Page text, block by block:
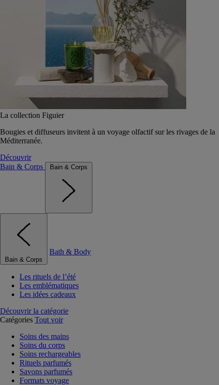
La collection Figuier
Bougies et diffuseurs invitent à un voyage olfactif sur les rivages de la
Méditerranée.
Découvrir
Bain & Corps
Bain & Corps
Bain & Corps
Bath & Body
Les rituels de l’été
Les emblématiques
Les idées cadeaux
Découvrir la catégorie
Catégories Tout voir
Soins des mains
Soins du corps
Soins rechargeables
Rituels parfumés
Savons parfumés
Formats voyage